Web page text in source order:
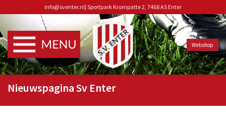
info@sventer.nl| Sportpark Krompatte 2, 7468 AS Enter
Webshop
Nieuwspagina Sv Enter